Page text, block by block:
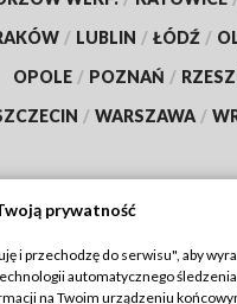
/ LUBLIN / ŁÓDŹ /
OPOLE / POZNAŃ /
/ WARSZAWA /
TVP
prywatność
i przechodzę do serwisu", aby
automatycznego
na Twoim urządzeniu